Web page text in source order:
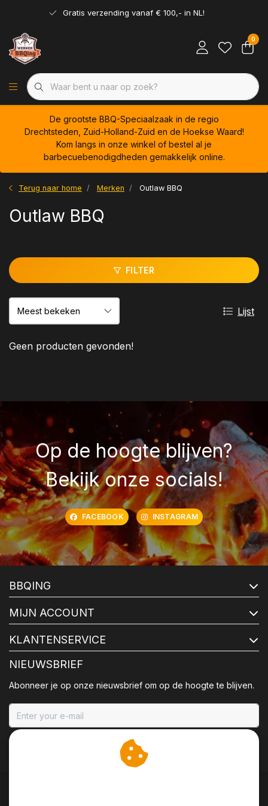
Gratis verzending vanaf € 100,- in NL!
0
De grootste BBQ-Speciaalzaak in de regio
Drechtsteden, Zuid-Holland-Zuid en de Hoekse Waard!
Kom langs in onze winkel of bestel al je
barbecuebenodigdheden gemakkelijk online.
Terug naar home Merken Outlaw BBQ
Outlaw BBQ
FILTER
Lijst
Geen producten gevonden!
Op de hoogte blijven?
Bekijk onze socials!
FACEBOOK INSTAGRAM
BBQING
MIJN ACCOUNT
KLANTENSERVICE
NIEUWSBRIEF
Abonneer je op onze nieuwsbrief om op de hoogte te blijven.